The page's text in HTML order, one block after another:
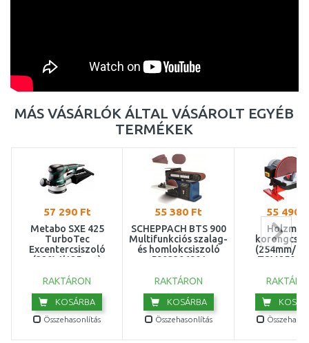
MÁS VÁSÁRLÓK ÁLTAL VÁSÁROLT EGYÉB
TERMÉKEK
57 290 Ft
Metabo SXE 425
TurboTec
Excentercsiszoló
(320W/125mm)
RAKTÁRON
KOSÁRBA
Összehasonlítás
55 380 Ft
SCHEPPACH BTS 900
Multifunkciós szalag-
és homlokcsiszoló
5903306901
RAKTÁRON
KOSÁRBA
Összehasonlítás
55 490
(254mm/